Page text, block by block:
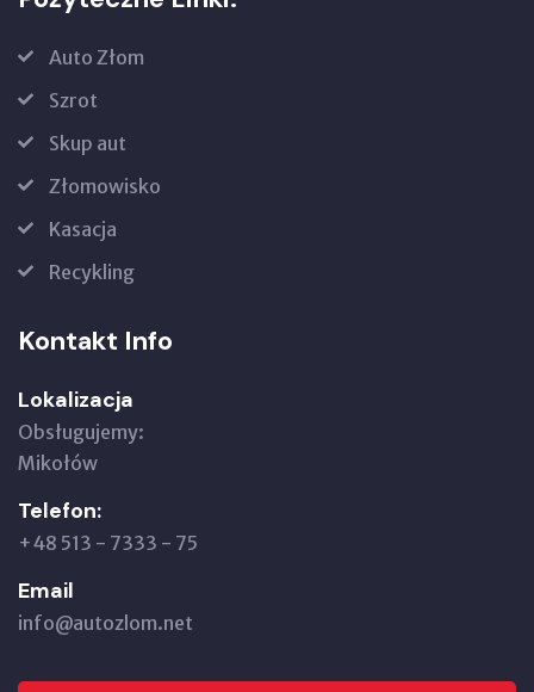
Auto Złom
Szrot
Skup aut
Złomowisko
Kasacja
Recykling
Kontakt Info
Lokalizacja
Obsługujemy:
Mikołów
Telefon:
+48 513 - 7333 - 75
Email
info@autozlom.net